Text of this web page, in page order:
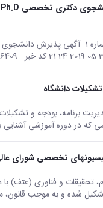
دانشگاه
که در دوره آموزشی
تخصصی شورای
تحقیقات و فناوری (عتف)
شده و به موجب